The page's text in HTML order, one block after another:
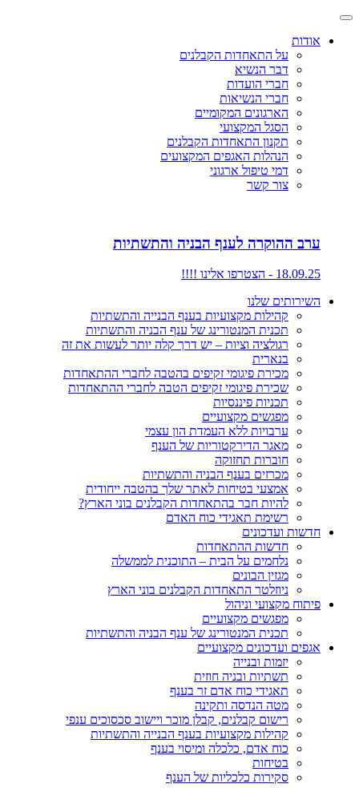
אודות
על התאחדות הקבלנים
דבר הנשיא
חברי הועדות
חברי הנשיאות
הארגונים המקומיים
הסגל המקצועי
תקנון התאחדות הקבלנים
הנהלות האגפים המקצועים
דמי טיפול ארגוני
צור קשר
ערב ההוקרה לענף הבניה והתשתיות
18.09.25 - הצטרפו אלינו !!!!
השירותים שלנו
קהילות מקצועיות בענף הבנייה והתשתיות
תכנית המנטורינג של ענף הבניה והתשתיות
רגולציה וציות – יש דרך קלה יותר לעשות את זה
בנארית
מכירת פיגומי זקיפים בהטבה לחברי ההתאחדות
שכירת פיגומי זקיפים הטבה לחברי ההתאחדות
תכניות פיננסיות
מפגשים מקצועיים
ערבויות ללא העמדת הון עצמי
מאגר הדירקטוריות של הענף
חוברות תחזוקה
מכרזים בענף הבניה והתשתיות
אמצעי בטיחות לאתר שלך בהטבה ייחודית
להיות חבר בהתאחדות הקבלנים בוני הארץ?
רשימת תאגידי כוח האדם
חדשות ועדכונים
חדשות ההתאחדות
נלחמים על הבית – התוכנית לממשלה
מגזין הבונים
ניוזלטר התאחדות הקבלנים בוני הארץ
פיתוח מקצועי וניהול
מפגשים מקצועיים
תכנית המנטורינג של ענף הבניה והתשתיות
אגפים ועדכונים מקצועיים
יזמות ובנייה
תשתיות ובניה חוזית
תאגידי כוח אדם זר בענף
מטה הנדסה ותקינה
רישום קבלנים, קבלן מוכר ויישוב סכסוכים ענפי
קהילות מקצועיות בענף הבנייה והתשתיות
כוח אדם, כלכלה ומיסוי בענף
בטיחות
סקירות כלכליות של הענף